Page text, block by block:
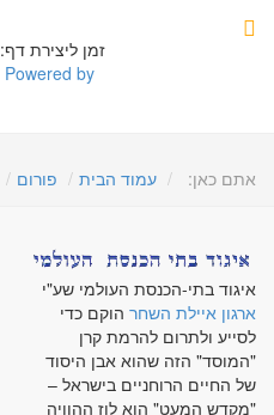
זמן ליצירת דף: 0.070 שניות
Powered by
אתם כאן: עמוד הבית פורום
איגוד בתי-הכנסת העולמי שע"י
ארגון איילת השחר הוקם כדי
לסייע ולתרום להרמת קרן
"המוסד" הזה שהוא אבן היסוד
של החיים הרוחניים בישראל –
"מקדש המעט" הוא לוז ההוויה